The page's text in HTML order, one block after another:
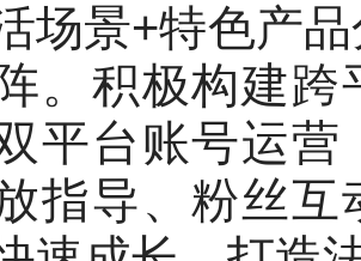
场景+特色产
。积极构建
平台账号运
指导、粉丝